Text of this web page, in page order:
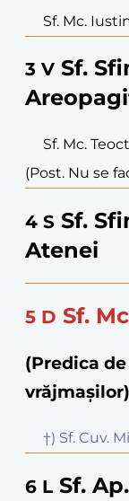
Sf. Mc.
3 V Sf.
Sf. Mc.
(Post. Nu se
4 S Sf.
Atenei
5 D Sf.
(Predica
vrăjmașilor)
†) Sf. Cuv.
6 L Sf.